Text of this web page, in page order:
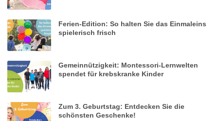
Ferien-Edition: So halten Sie das Einmaleins
spielerisch frisch
Gemeinnützigkeit: Montessori-Lernwelten
spendet für krebskranke Kinder
Zum 3. Geburtstag: Entdecken Sie die
schönsten Geschenke!